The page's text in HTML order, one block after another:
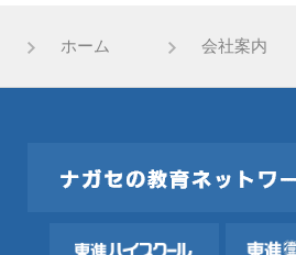
ホーム 会社案内